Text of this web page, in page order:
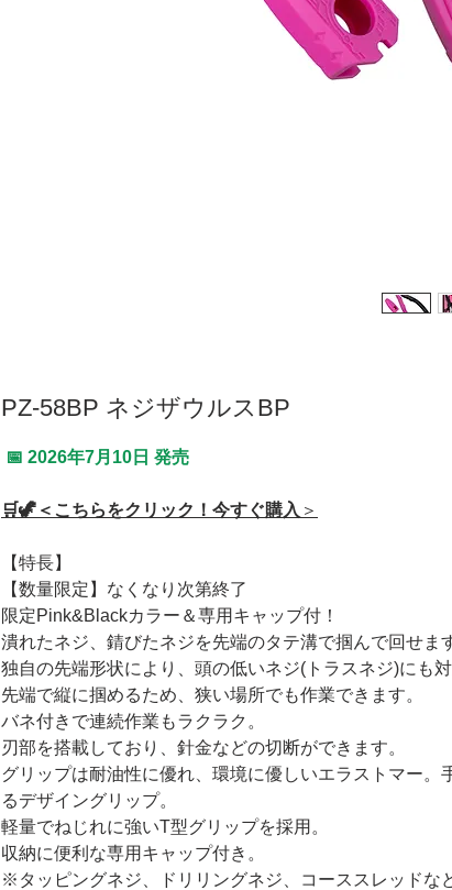
PZ-58BP ネジザウルスBP
📅 2026年7月10日 発売
🛒🦖＜こちらをクリック！今すぐ購入 ＞
【特長】
【数量限定】なくなり次第終了
限定Pink&Blackカラー＆専用キャップ付！
潰れたネジ、錆びたネジを先端のタテ溝で掴んで回せま
独自の先端形状により、頭の低いネジ(トラスネジ)にも対
先端で縦に掴めるため、狭い場所でも作業できます。
バネ付きで連続作業もラクラク。
刃部を搭載しており、針金などの切断ができます。
グリップは耐油性に優れ、環境に優しいエラストマー。
るデザイングリップ。
軽量でねじれに強いT型グリップを採用。
収納に便利な専用キャップ付き。
※タッピングネジ、ドリリングネジ、コーススレッドな